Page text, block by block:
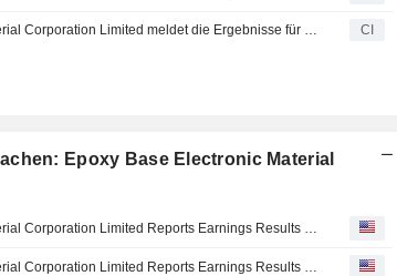
Epoxy Base Electronic Material Corporation Limited meldet die Ergebnisse für das am 31. Dezember 2023 endende Geschäftsjahr CI
Epoxy Base Electronic Material